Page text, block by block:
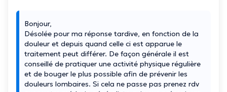
Bonjour,
Désolée pour ma réponse tardive, en fonction de la
douleur et depuis quand celle ci est apparue le
traitement peut différer. De façon générale il est
conseillé de pratiquer une activité physique régulière
et de bouger le plus possible afin de prévenir les
douleurs lombaires. Si cela ne passe pas prenez rdv